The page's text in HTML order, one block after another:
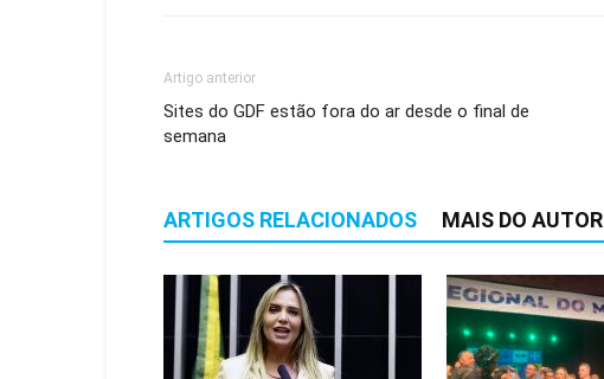
Artigo anterior
Sites do GDF estão fora do ar desde o final de
semana
ARTIGOS RELACIONADOS MAIS DO AUTOR